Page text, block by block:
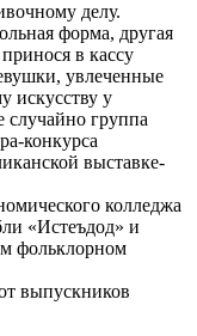
делу.
форма, другая
в кассу
увлеченные
искусству у
случайно группа
конкурса
выставке-
колледжа
«Истеъдод» и
фольклорном
выпускников